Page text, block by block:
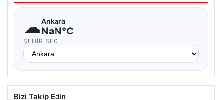
☁Ankara
NaN°C
ŞEHIR SEÇ
Bizi Takip Edin